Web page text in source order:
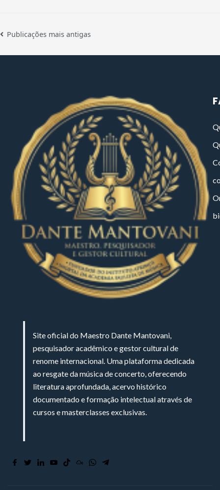
Publicações mais antigas
Site oficial do Maestro Dante Mantovani,
pesquisador acadêmico e gestor cultural de
renome internacional. Uma plataforma dedicada
ao resgate da música de concerto, oferecendo
literatura aprofundada, acervo histórico
documentado e formação intelectual através de
cursos e masterclasses exclusivas.